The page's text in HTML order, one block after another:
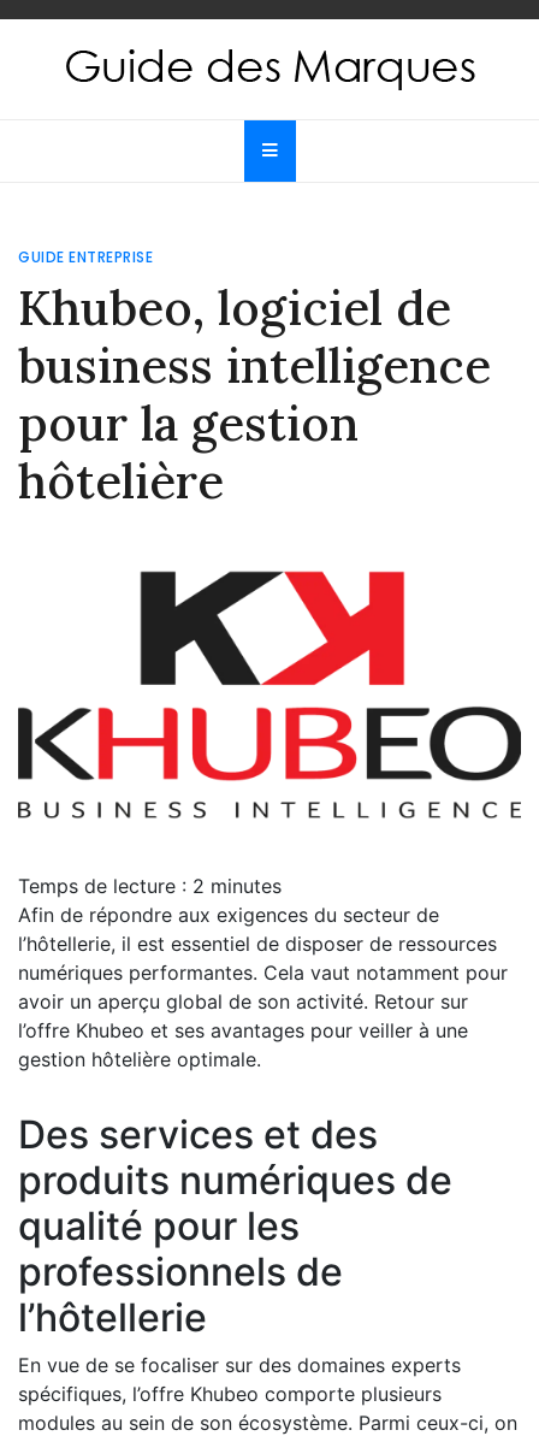
Skip
content
Guide des Marques
GUIDE ENTREPRISE
Khubeo, logiciel de
business intelligence
pour la gestion
hôtelière
Temps de lecture : 2 minutes
Afin de répondre aux exigences du secteur de
l’hôtellerie, il est essentiel de disposer de ressources
numériques performantes. Cela vaut notamment pour
avoir un aperçu global de son activité. Retour sur
l’offre Khubeo et ses avantages pour veiller à une
gestion hôtelière optimale.
Des services et des
produits numériques de
qualité pour les
professionnels de
l’hôtellerie
En vue de se focaliser sur des domaines experts
spécifiques, l’offre Khubeo comporte plusieurs
modules au sein de son écosystème. Parmi ceux-ci, on